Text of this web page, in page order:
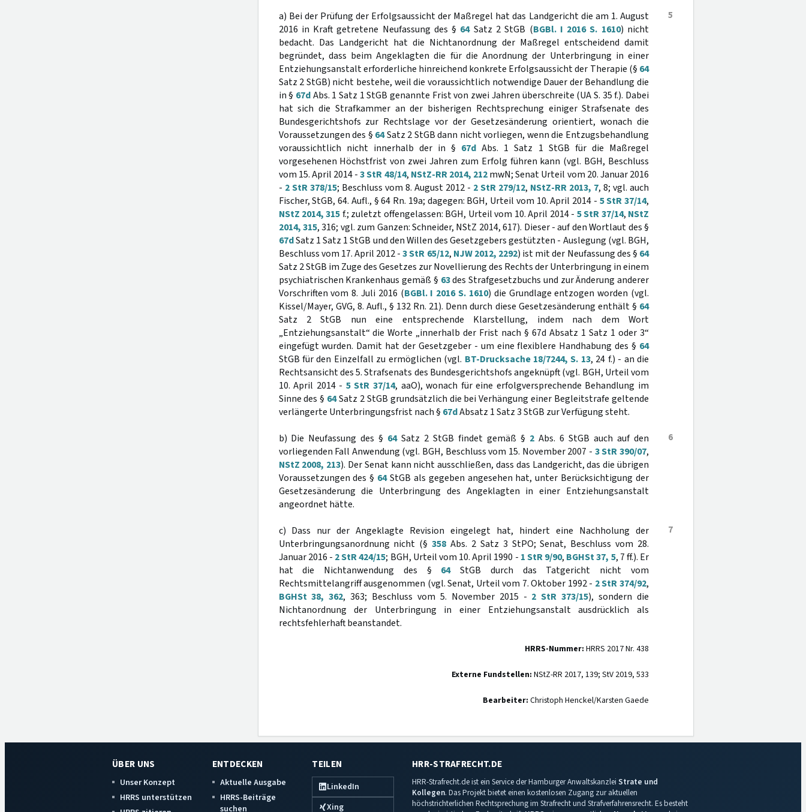
5
a) Bei der Prüfung der Erfolgsaussicht der Maßregel hat das Landgericht die am 1. August
2016 in Kraft getretene Neufassung des § 64Satz 2 StGB (BGBl. I 2016 S. 1610) nicht
bedacht. Das Landgericht hat die Nichtanordnung der Maßregel entscheidend damit
begründet, dass beim Angeklagten die für die Anordnung der Unterbringung in einer
Entziehungsanstalt erforderliche hinreichend konkrete Erfolgsaussicht der Therapie (§ 64
Satz 2 StGB) nicht bestehe, weil die voraussichtlich notwendige Dauer der Behandlung die
in § 67dAbs. 1 Satz 1 StGB genannte Frist von zwei Jahren überschreite (UA S. 35 f.). Dabei
hat sich die Strafkammer an der bisherigen Rechtsprechung einiger Strafsenate des
Bundesgerichtshofs zur Rechtslage vor der Gesetzesänderung orientiert, wonach die
Voraussetzungen des § 64Satz 2 StGB dann nicht vorliegen, wenn die Entzugsbehandlung
voraussichtlich nicht innerhalb der in § 67d Abs. 1 Satz 1 StGB für die Maßregel
vorgesehenen Höchstfrist von zwei Jahren zum Erfolg führen kann (vgl. BGH, Beschluss
vom 15. April 2014 -3 StR 48/14, NStZ-RR 2014, 212mwN; Senat Urteil vom 20. Januar 2016
- 2 StR 378/15; Beschluss vom 8. August 2012 - 2 StR 279/12, NStZ-RR 2013, 7, 8; vgl. auch
Fischer, StGB, 64. Aufl., § 64 Rn. 19a; dagegen: BGH, Urteil vom 10. April 2014 - 5 StR 37/14,
NStZ 2014, 315f.; zuletzt offengelassen: BGH, Urteil vom 10. April 2014 - 5 StR 37/14, NStZ
2014, 315, 316; vgl. zum Ganzen: Schneider, NStZ 2014, 617). Dieser - auf den Wortlaut des §
67dSatz 1 Satz 1 StGB und den Willen des Gesetzgebers gestützten - Auslegung (vgl. BGH,
Beschluss vom 17. April 2012 -3 StR 65/12, NJW 2012, 2292) ist mit der Neufassung des § 64
Satz 2 StGB im Zuge des Gesetzes zur Novellierung des Rechts der Unterbringung in einem
psychiatrischen Krankenhaus gemäß § 63des Strafgesetzbuchs und zur Änderung anderer
Vorschriften vom 8. Juli 2016 (BGBl. I 2016 S. 1610) die Grundlage entzogen worden (vgl.
Kissel/Mayer, GVG, 8. Aufl., § 132 Rn. 21). Denn durch diese Gesetzesänderung enthält § 64
Satz 2 StGB nun eine entsprechende Klarstellung, indem nach dem Wort
„Entziehungsanstalt“ die Worte „innerhalb der Frist nach § 67d Absatz 1 Satz 1 oder 3“
eingefügt wurden. Damit hat der Gesetzgeber - um eine flexiblere Handhabung des § 64
StGB für den Einzelfall zu ermöglichen (vgl. BT-Drucksache 18/7244, S. 13, 24 f.) - an die
Rechtsansicht des 5. Strafsenats des Bundesgerichtshofs angeknüpft (vgl. BGH, Urteil vom
10. April 2014 - 5 StR 37/14, aaO), wonach für eine erfolgversprechende Behandlung im
Sinne des § 64Satz 2 StGB grundsätzlich die bei Verhängung einer Begleitstrafe geltende
verlängerte Unterbringungsfrist nach § 67dAbsatz 1 Satz 3 StGB zur Verfügung steht.
6
b) Die Neufassung des § 64Satz 2 StGB findet gemäß § 2 Abs. 6 StGB auch auf den
vorliegenden Fall Anwendung (vgl. BGH, Beschluss vom 15. November 2007 - 3 StR 390/07,
NStZ 2008, 213). Der Senat kann nicht ausschließen, dass das Landgericht, das die übrigen
Voraussetzungen des § 64StGB als gegeben angesehen hat, unter Berücksichtigung der
Gesetzesänderung die Unterbringung des Angeklagten in einer Entziehungsanstalt
angeordnet hätte.
7
c) Dass nur der Angeklagte Revision eingelegt hat, hindert eine Nachholung der
Unterbringungsanordnung nicht (§358 Abs. 2 Satz 3 StPO; Senat, Beschluss vom 28.
Januar 2016 - 2 StR 424/15; BGH, Urteil vom 10. April 1990 - 1 StR 9/90, BGHSt 37, 5, 7 ff.). Er
hat die Nichtanwendung des § 64StGB durch das Tatgericht nicht vom
Rechtsmittelangriff ausgenommen (vgl. Senat, Urteil vom 7. Oktober 1992 - 2 StR 374/92,
BGHSt 38, 362, 363; Beschluss vom 5. November 2015 - 2 StR 373/15), sondern die
Nichtanordnung der Unterbringung in einer Entziehungsanstalt ausdrücklich als
rechtsfehlerhaft beanstandet.
HRRS-Nummer: HRRS 2017 Nr. 438
Externe Fundstellen: NStZ-RR 2017, 139; StV 2019, 533
Bearbeiter: Christoph Henckel/Karsten Gaede
ÜBER UNS
Unser Konzept
HRRS unterstützen
ENTDECKEN
Aktuelle Ausgabe
HRRS-Beiträge
suchen
TEILEN
LinkedIn
Xing
HRR-STRAFRECHT.DE
HRR-Strafrecht.de ist ein Service der Hamburger Anwaltskanzlei Strate und
Kollegen. Das Projekt bietet einen kostenlosen Zugang zur aktuellen
höchstrichterlichen Rechtsprechung im Strafrecht und Strafverfahrensrecht. Es besteht